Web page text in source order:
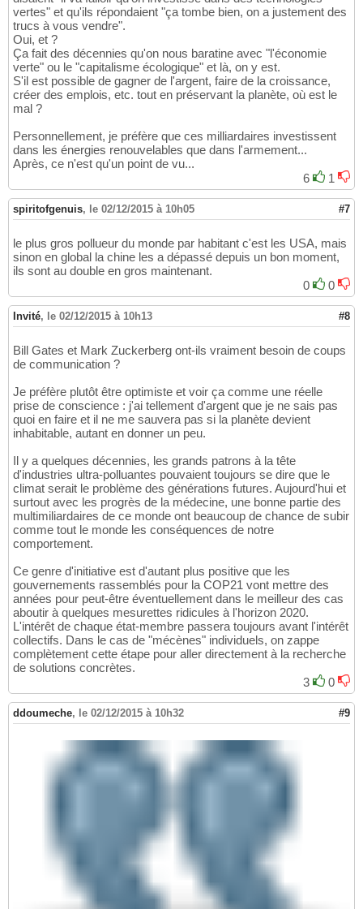
vertes" et qu'ils répondaient "ça tombe bien, on a justement des
trucs à vous vendre".
Oui, et ?
Ça fait des décennies qu'on nous baratine avec "l'économie
verte" ou le "capitalisme écologique" et là, on y est.
S'il est possible de gagner de l'argent, faire de la croissance,
créer des emplois, etc. tout en préservant la planète, où est le
mal ?
Personnellement, je préfère que ces milliardaires investissent
dans les énergies renouvelables que dans l'armement...
Après, ce n'est qu'un point de vu...
6
1
spiritofgenuis, le 02/12/2015 à 10h05 #7
le plus gros pollueur du monde par habitant c'est les USA, mais
sinon en global la chine les a dépassé depuis un bon moment,
ils sont au double en gros maintenant.
0
0
Invité, le 02/12/2015 à 10h13 #8
Bill Gates et Mark Zuckerberg ont-ils vraiment besoin de coups
de communication ?
Je préfère plutôt être optimiste et voir ça comme une réelle
prise de conscience : j'ai tellement d'argent que je ne sais pas
quoi en faire et il ne me sauvera pas si la planète devient
inhabitable, autant en donner un peu.
Il y a quelques décennies, les grands patrons à la tête
d'industries ultra-polluantes pouvaient toujours se dire que le
climat serait le problème des générations futures. Aujourd'hui et
surtout avec les progrès de la médecine, une bonne partie des
multimiliardaires de ce monde ont beaucoup de chance de subir
comme tout le monde les conséquences de notre
comportement.
Ce genre d'initiative est d'autant plus positive que les
gouvernements rassemblés pour la COP21 vont mettre des
années pour peut-être éventuellement dans le meilleur des cas
aboutir à quelques mesurettes ridicules à l'horizon 2020.
L'intérêt de chaque état-membre passera toujours avant l'intérêt
collectifs. Dans le cas de "mécènes" individuels, on zappe
complètement cette étape pour aller directement à la recherche
de solutions concrètes.
3
0
ddoumeche, le 02/12/2015 à 10h32 #9